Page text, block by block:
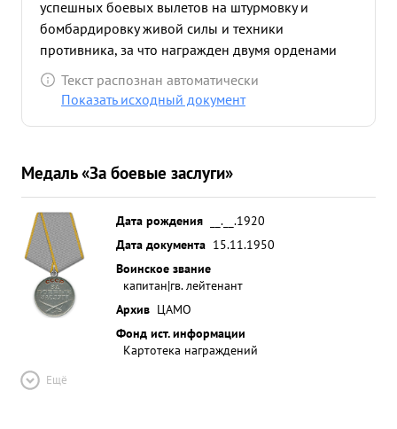
успешных боевых вылетов на штурмовку и
бомбардировку живой силы и техники
противника, за что награжден двумя орденами
КРАСНОГО ЗНАМЕНИ и орденом
ОГЕЧЕСТВЕННОЙ ВОЙНЫ 1-й СТЕПЕНИ ...»
Текст распознан автоматически
Показать исходный документ
Медаль «За боевые заслуги»
Дата рождения
__.__.1920
Дата документа 15.11.1950
Воинское звание
капитан|гв. лейтенант
Архив ЦАМО
Фонд ист. информации
Картотека награждений
Ещё